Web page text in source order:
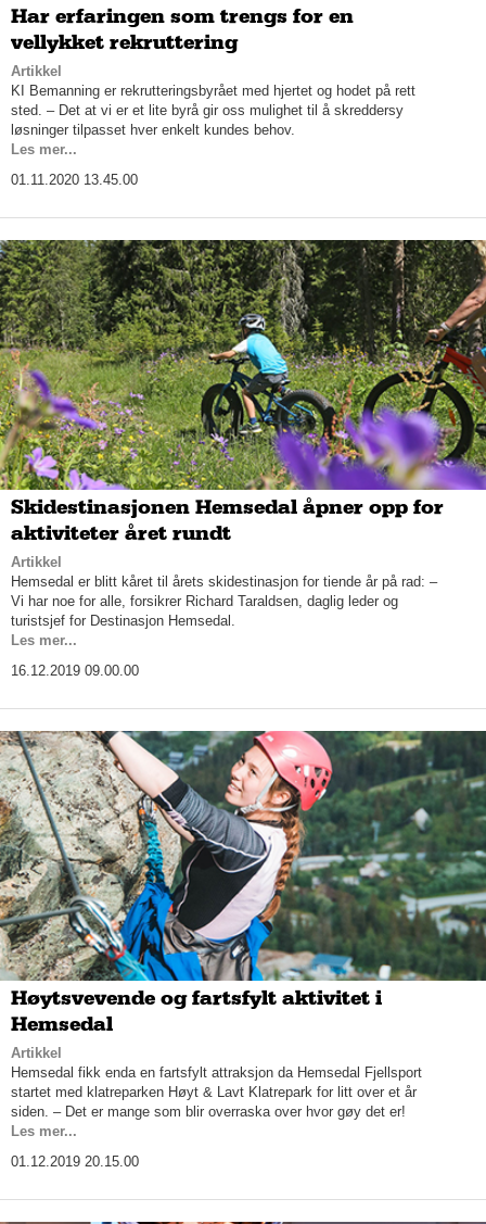
Har erfaringen som trengs for en
vellykket rekruttering
Artikkel
KI Bemanning er rekrutteringsbyrået med hjertet og hodet på rett
sted. – Det at vi er et lite byrå gir oss mulighet til å skreddersy
løsninger tilpasset hver enkelt kundes behov.
Les mer...
01.11.2020 13.45.00
Skidestinasjonen Hemsedal åpner opp for
aktiviteter året rundt
Artikkel
Hemsedal er blitt kåret til årets skidestinasjon for tiende år på rad: –
Vi har noe for alle, forsikrer Richard Taraldsen, daglig leder og
turistsjef for Destinasjon Hemsedal.
Les mer...
16.12.2019 09.00.00
Høytsvevende og fartsfylt aktivitet i
Hemsedal
Artikkel
Hemsedal fikk enda en fartsfylt attraksjon da Hemsedal Fjellsport
startet med klatreparken Høyt & Lavt Klatrepark for litt over et år
siden. – Det er mange som blir overraska over hvor gøy det er!
Les mer...
01.12.2019 20.15.00